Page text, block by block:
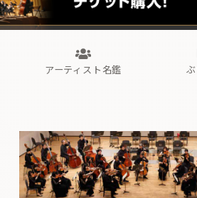
ぶらあぼブラス！
フォルテピアノ
アーティスト名鑑